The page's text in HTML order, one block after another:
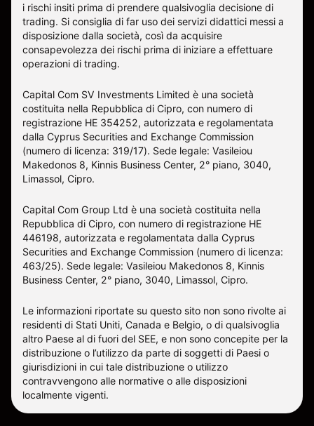
i rischi insiti prima di prendere qualsivoglia decisione di
trading. Si consiglia di far uso dei servizi didattici messi a
disposizione dalla società, così da acquisire
consapevolezza dei rischi prima di iniziare a effettuare
operazioni di trading.
Capital Com SV Investments Limited è una società
costituita nella Repubblica di Cipro, con numero di
registrazione HE 354252, autorizzata e regolamentata
dalla Cyprus Securities and Exchange Commission
(numero di licenza: 319/17). Sede legale: Vasileiou
Makedonos 8, Kinnis Business Center, 2° piano, 3040,
Limassol, Cipro.
Capital Com Group Ltd è una società costituita nella
Repubblica di Cipro, con numero di registrazione ΗΕ
446198, autorizzata e regolamentata dalla Cyprus
Securities and Exchange Commission (numero di licenza:
463/25). Sede legale: Vasileiou Makedonos 8, Kinnis
Business Center, 2° piano, 3040, Limassol, Cipro.
Le informazioni riportate su questo sito non sono rivolte ai
residenti di Stati Uniti, Canada e Belgio, o di qualsivoglia
altro Paese al di fuori del SEE, e non sono concepite per la
distribuzione o l’utilizzo da parte di soggetti di Paesi o
giurisdizioni in cui tale distribuzione o utilizzo
contravvengono alle normative o alle disposizioni
localmente vigenti.